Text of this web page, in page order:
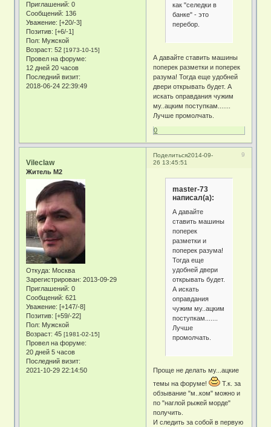
Приглашений: 0
Сообщений: 136
Уважение: [+20/-3]
Позитив: [+6/-1]
Пол: Мужской
Возраст: 52[1973-10-15]
Провел на форуме:
12 дней 20 часов
Последний визит:
2018-06-24 22:39:49
как "селедки в
банке" - это
перебор.
А давайте ставить машины
поперек разметки и поперек
разума! Тогда еще удобней
двери открывать будет. А
искать оправдания чужим
му..ацким поступкам.......
Лучше промолчать.
0
Поделиться 9
2014-09-
26 13:45:51
Vileclaw
Житель М2
Откуда: Москва
Зарегистрирован: 2013-09-29
Приглашений: 0
Сообщений: 621
Уважение: [+147/-8]
Позитив: [+59/-22]
Пол: Мужской
Возраст: 45[1981-02-15]
Провел на форуме:
20 дней 5 часов
Последний визит:
2021-10-29 22:14:50
master-73
написал(а):
А давайте
ставить машины
поперек
разметки и
поперек разума!
Тогда еще
удобней двери
открывать будет.
А искать
оправдания
чужим му..ацким
поступкам.......
Лучше
промолчать.
Проще не делать му...ацкие
темы на форуме!
Т.к. за
обзывание "м..ком" можно и
по "наглой рыжей морде"
получить.
И следить за собой в первую